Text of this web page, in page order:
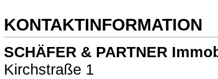
KONTAKTINFORMATION
SCHÄFER & PARTNER
Kirchstraße 1